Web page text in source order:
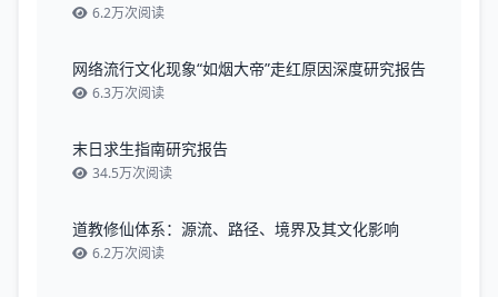
6.2万次阅读
网络流行文化现象“如烟大帝”走红原因深度研究报告
6.3万次阅读
末日求生指南研究报告
34.5万次阅读
道教修仙体系：源流、路径、境界及其文化影响
6.2万次阅读